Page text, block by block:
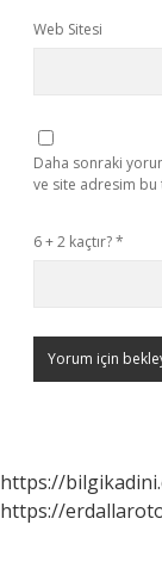
Web Sitesi
Daha sonraki
ve site adresim bu
6 + 2 kaçtır?*
https://
https://